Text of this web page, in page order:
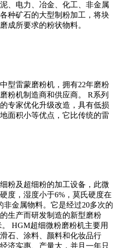
、电力、冶金、化工、非金属
种矿石的大型制粉加工，将块
成所要求的粉状物料。
型雷蒙磨粉机，拥有22年磨粉
粉机制造商和供应商。 R系列
专家优化升级改造，具有低损
面积小等优点，它比传统的雷
粉及超细粉的加工设备，此微
度，湿度小于6%，莫氏硬度在
非金属物料。它是经过20多次的
生产而研发制造的新型磨粉
HGM超细微粉磨粉机主要用
石、涂料、颜料和化妆品行
济实惠、产量大，并且一年只